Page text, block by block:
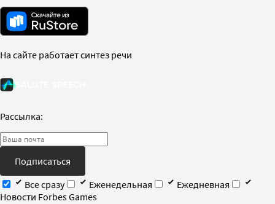
На сайте работает синтез речи
Рассылка:
Подписаться
Все сразу
Еженедельная
Ежедневная
Новости Forbes Games